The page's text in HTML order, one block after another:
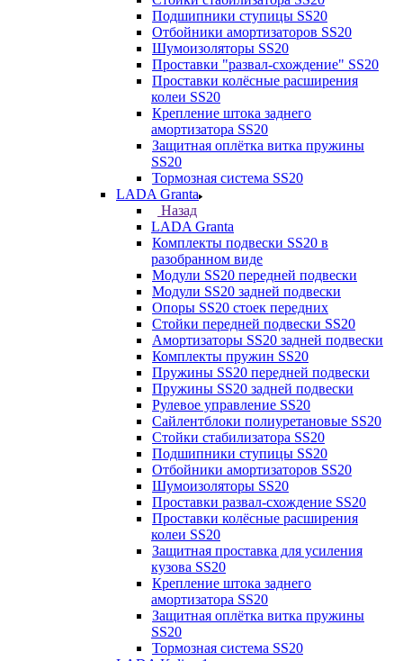
Подшипники ступицы SS20
Отбойники амортизаторов SS20
Шумоизоляторы SS20
Проставки "развал-схождение" SS20
Проставки колёсные расширения
колеи SS20
Крепление штока заднего
амортизатора SS20
Защитная оплётка витка пружины
SS20
Тормозная система SS20
LADA Granta
Назад
LADA Granta
Комплекты подвески SS20 в
разобранном виде
Модули SS20 передней подвески
Модули SS20 задней подвески
Опоры SS20 стоек передних
Стойки передней подвески SS20
Амортизаторы SS20 задней подвески
Комплекты пружин SS20
Пружины SS20 передней подвески
Пружины SS20 задней подвески
Рулевое управление SS20
Сайлентблоки полиуретановые SS20
Стойки стабилизатора SS20
Подшипники ступицы SS20
Отбойники амортизаторов SS20
Шумоизоляторы SS20
Проставки развал-схождение SS20
Проставки колёсные расширения
колеи SS20
Защитная проставка для усиления
кузова SS20
Крепление штока заднего
амортизатора SS20
Защитная оплётка витка пружины
SS20
Тормозная система SS20